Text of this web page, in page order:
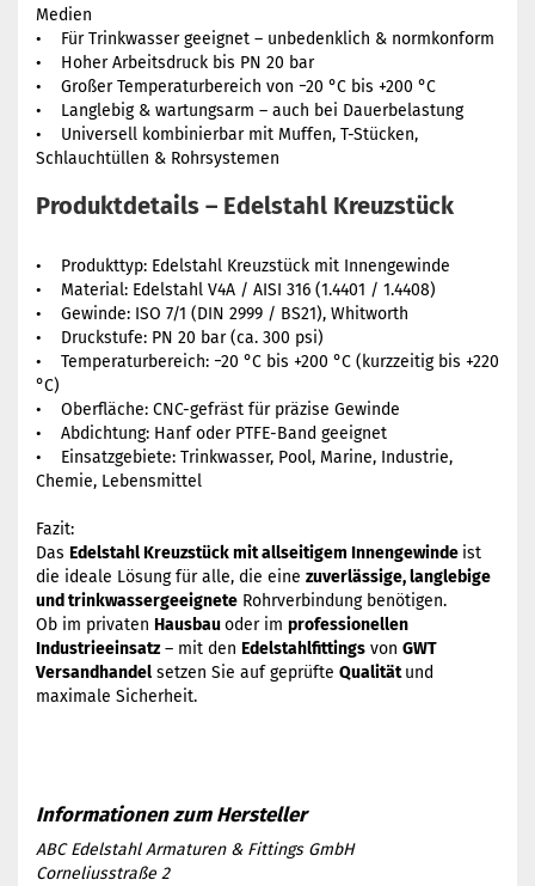
Medien
• Für Trinkwasser geeignet – unbedenklich & normkonform
• Hoher Arbeitsdruck bis PN 20 bar
• Großer Temperaturbereich von −20 °C bis +200 °C
• Langlebig & wartungsarm – auch bei Dauerbelastung
• Universell kombinierbar mit Muffen, T-Stücken,
Schlauchtüllen & Rohrsystemen
Produktdetails – Edelstahl Kreuzstück
• Produkttyp: Edelstahl Kreuzstück mit Innengewinde
• Material: Edelstahl V4A / AISI 316 (1.4401 / 1.4408)
• Gewinde: ISO 7/1 (DIN 2999 / BS21), Whitworth
• Druckstufe: PN 20 bar (ca. 300 psi)
• Temperaturbereich: −20 °C bis +200 °C (kurzzeitig bis +220
°C)
• Oberfläche: CNC-gefräst für präzise Gewinde
• Abdichtung: Hanf oder PTFE-Band geeignet
• Einsatzgebiete: Trinkwasser, Pool, Marine, Industrie,
Chemie, Lebensmittel
Fazit:
Das Edelstahl Kreuzstück mit allseitigem Innengewinde ist
die ideale Lösung für alle, die eine zuverlässige, langlebige
und trinkwassergeeignete Rohrverbindung benötigen.
Ob im privaten Hausbauoder im professionellen
Industrieeinsatz– mit den Edelstahlfittings von GWT
Versandhandel setzen Sie auf geprüfte Qualitätund
maximale Sicherheit.
ABC Edelstahl Armaturen & Fittings GmbH
Corneliusstraße 2